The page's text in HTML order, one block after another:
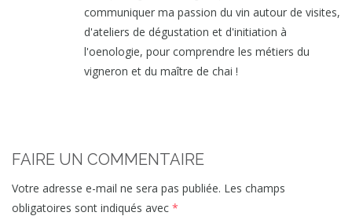
communiquer ma passion du vin autour de visites,
d'ateliers de dégustation et d'initiation à
l'oenologie, pour comprendre les métiers du
vigneron et du maître de chai !
FAIRE UN COMMENTAIRE
Votre adresse e-mail ne sera pas publiée. Les champs
obligatoires sont indiqués avec *